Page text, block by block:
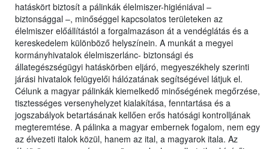
hatáskört biztosít a pálinkák élelmiszer-higiéniával –
biztonsággal –, minőséggel kapcsolatos területeken az
élelmiszer előállítástól a forgalmazáson át a vendéglátás és a
kereskedelem különböző helyszínein. A munkát a megyei
kormányhivatalok élelmiszerlánc- biztonsági és
állategészségügyi hatáskörben eljáró, megyeszékhely szerinti
járási hivatalok felügyelői hálózatának segítségével látjuk el.
Célunk a magyar pálinkák kiemelkedő minőségének megőrzése,
tisztességes versenyhelyzet kialakítása, fenntartása és a
jogszabályok betartásának kellően erős hatósági kontrolljának
megteremtése. A pálinka a magyar embernek fogalom, nem egy
az élvezeti italok közül, hanem az ital, a magyarok itala. Az